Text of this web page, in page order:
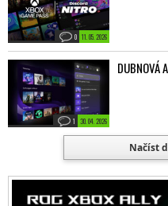
11. 05. 2026
0
30. 04. 2026
1
DUBNOVÁ
Načíst